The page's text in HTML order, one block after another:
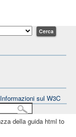
Informazioni sul W3C
della guida html to